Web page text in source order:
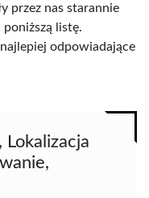
przez nas starannie
listę.
odpowiadające
Lokalizacja